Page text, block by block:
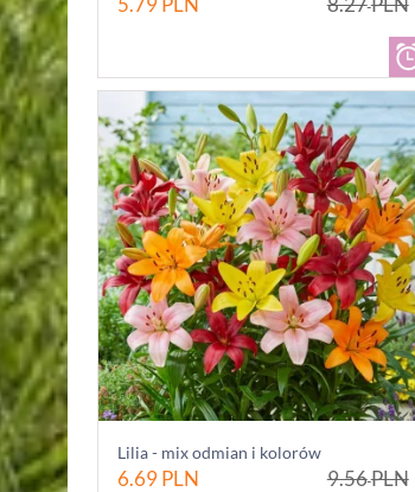
Lilia - mix odmian i kolorów
6.69PLN 9.56PLN